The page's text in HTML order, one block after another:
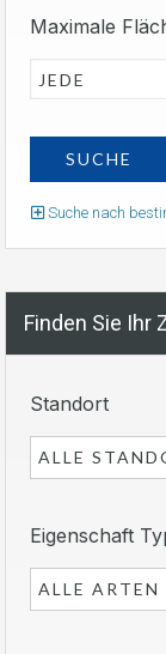
Maximale
Suche nach
Finden Sie Ihr
Standort
ALLE
Eigenschaft
ALLE ARTEN